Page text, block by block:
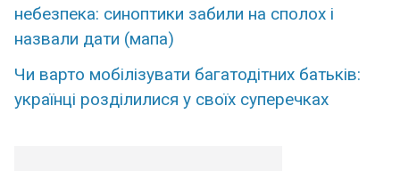
небезпека: синоптики забили на сполох і
назвали дати (мапа)
Чи варто мобілізувати багатодітних батьків:
українці розділилися у своїх суперечках